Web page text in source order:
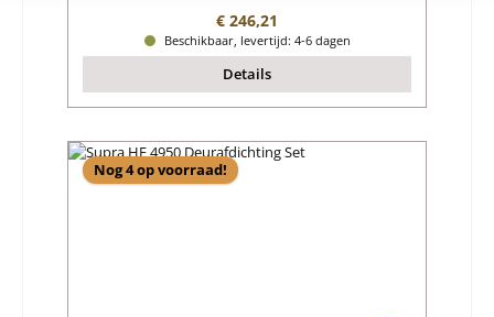
Normale prijs:
€ 246,21
Beschikbaar, levertijd: 4-6 dagen
Details
Nog 4 op voorraad!